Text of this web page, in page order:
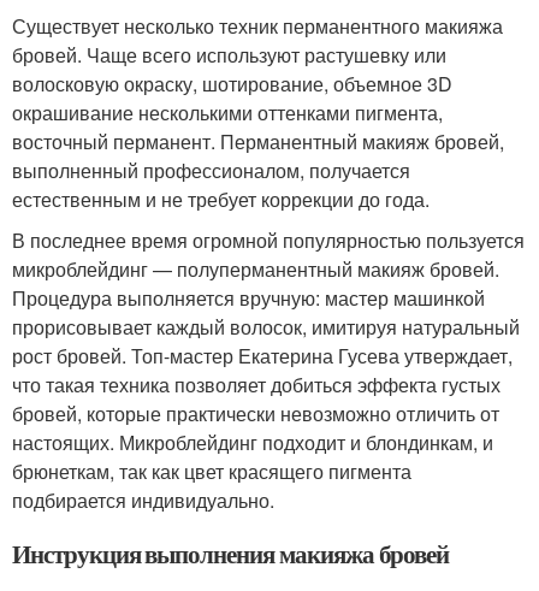
Существует несколько техник перманентного макияжа
бровей. Чаще всего используют растушевку или
волосковую окраску, шотирование, объемное 3D
окрашивание несколькими оттенками пигмента,
восточный перманент. Перманентный макияж бровей,
выполненный профессионалом, получается
естественным и не требует коррекции до года.
В последнее время огромной популярностью пользуется
микроблейдинг — полуперманентный макияж бровей.
Процедура выполняется вручную: мастер машинкой
прорисовывает каждый волосок, имитируя натуральный
рост бровей. Топ-мастер Екатерина Гусева утверждает,
что такая техника позволяет добиться эффекта густых
бровей, которые практически невозможно отличить от
настоящих. Микроблейдинг подходит и блондинкам, и
брюнеткам, так как цвет красящего пигмента
подбирается индивидуально.
Инструкция выполнения макияжа бровей